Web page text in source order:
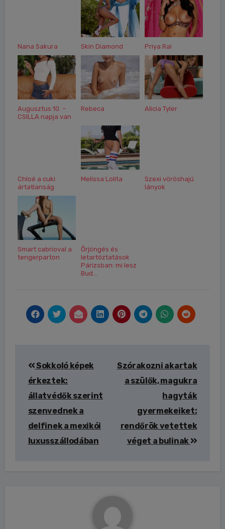
Nana Sakura Skin Diamond Priya Rai
Augusztus 10. –
CSILLA napja van
Rebeca Alicia Tyler
Chloé a cuki
ártatlanság
Melissa Lolita
Szexi vöröshajú
lányok
Smart cabrioval a
tengerparton
Őrjöngés és
letartóztatások
Párizsban: mi lesz
Bud...
navigáció
Sokkoló képek
érkeztek:
állatvédők szerint
szenvednek a
delfinek a mexikói
luxusszállodában
Szórakozni akartak
a szülők, magukra
hagyták
gyermekeiket:
rendőrök vetettek
véget a bulinak